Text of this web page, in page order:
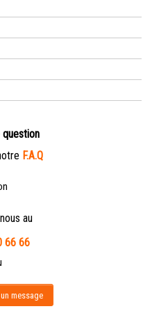
question
F.A.Q
au
66 66
message